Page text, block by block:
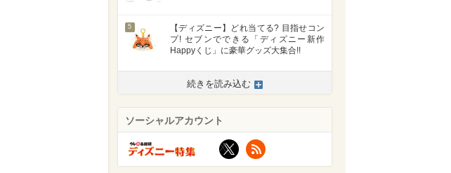
5
【ディズニー】どれ当てる? 目指せコン
プ! セブンでできる「ディズニー新作
Happyくじ」に豪華グッズ大集合!!
続きを読み込む
ソーシャルアカウント
X